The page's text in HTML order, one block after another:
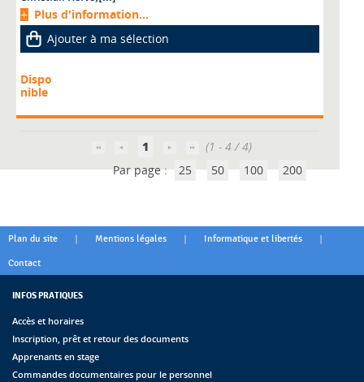
Plus d'information...
Ajouter à ma sélection
Dispo
nible
1
(1 - 4 / 4)
Par page : 25 50 100 200
Plan du site | Mentions légales | Informatique et libertés |
Contact
INFOS PRATIQUES
Accès et horaires
Inscription, prêt et retour des documents
Apprenants en stage
Commandes documentaires pour le personnel